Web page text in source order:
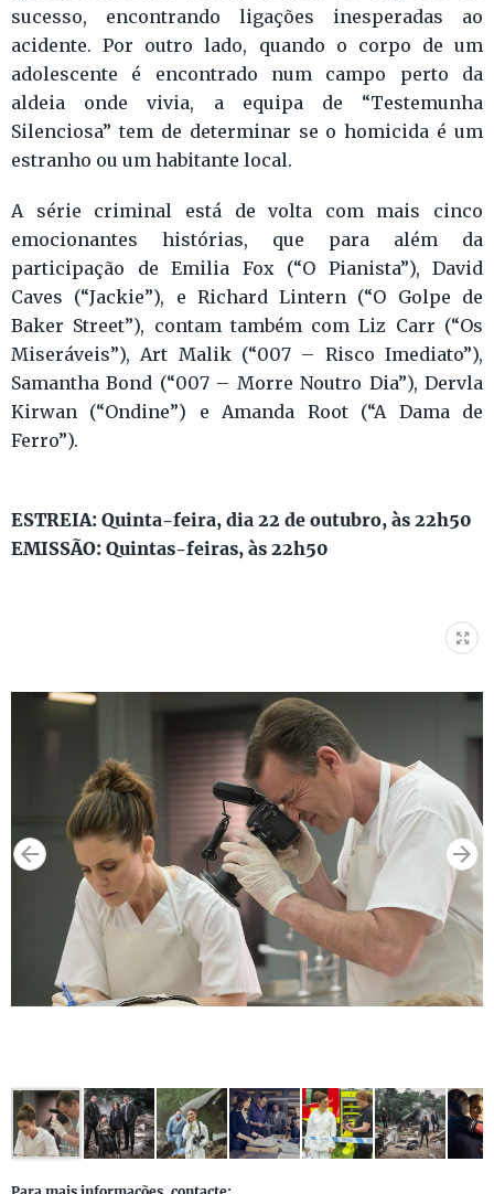
sucesso, encontrando ligações inesperadas ao
acidente. Por outro lado, quando o corpo de um
adolescente é encontrado num campo perto da
aldeia onde vivia, a equipa de “Testemunha
Silenciosa” tem de determinar se o homicida é um
estranho ou um habitante local.
A série criminal está de volta com mais cinco
emocionantes histórias, que para além da
participação de Emilia Fox (“O Pianista”), David
Caves (“Jackie”), e Richard Lintern (“O Golpe de
Baker Street”), contam também com Liz Carr (“Os
Miseráveis”), Art Malik (“007 – Risco Imediato”),
Samantha Bond (“007 – Morre Noutro Dia”), Dervla
Kirwan (“Ondine”) e Amanda Root (“A Dama de
Ferro”).
ESTREIA: Quinta-feira, dia 22 de outubro, às 22h50
EMISSÃO: Quintas-feiras, às 22h50